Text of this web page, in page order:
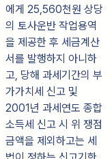
에게 25,560천원 상당
의 토사운반 작업용역
을 제공한 후 세금계산
서를 발행하지 아니하
고, 당해 과세 기간의 부
가가치세 신고 및
2001년 과세연도 종합
소득세 신고 시 위 쟁점
금액을 제외하고는 세